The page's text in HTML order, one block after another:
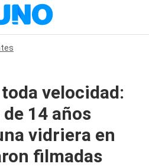
velocidad:
14 años
vidriera en
filmadas